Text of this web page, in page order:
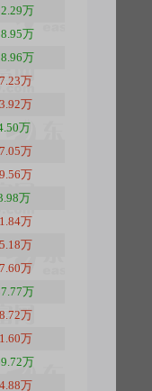
万
万
万
万
万
万
万
万
万
万
万
万
万
万
万
万
万